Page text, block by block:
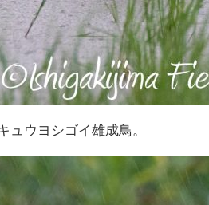
ュウヨシゴイ雄成鳥。